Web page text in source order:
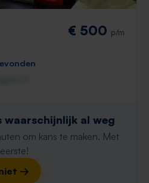
€ 500 p/m
waarschijnlijk al weg
om kans te maken. Met
→